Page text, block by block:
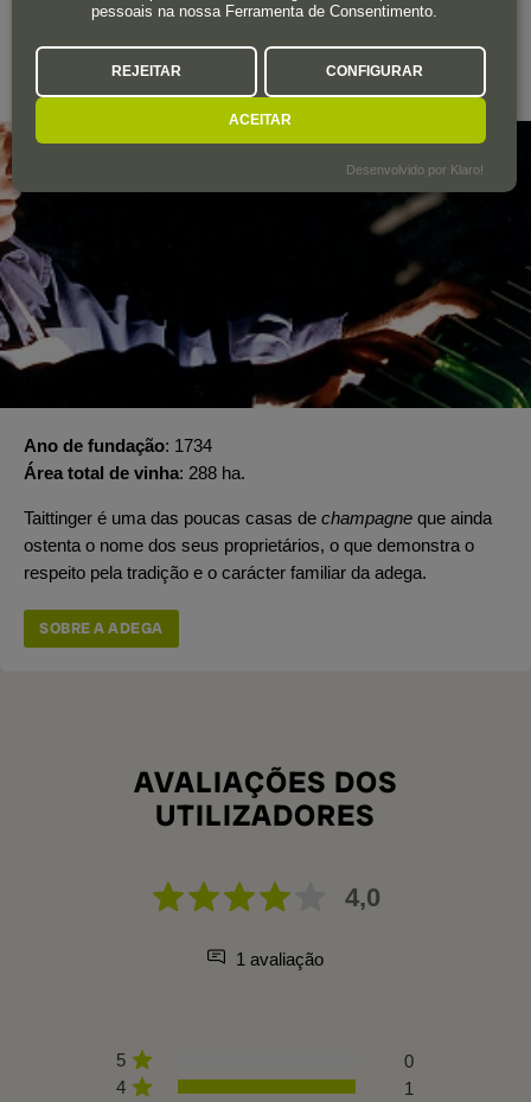
Ano de fundação 1734
Área total de vinha 288 ha.
Taittinger é uma das poucas casas de champagne que ainda
ostenta o nome dos seus proprietários, o que demonstra o
respeito pela tradição e o carácter familiar da adega.
SOBRE A ADEGA
AVALIAÇÕES DOS
UTILIZADORES
4,0
1 avaliação
5
0
4
1
pessoais na nossa Ferramenta de Consentimento.
REJEITAR CONFIGURAR
ACEITAR
Desenvolvido por Klaro!